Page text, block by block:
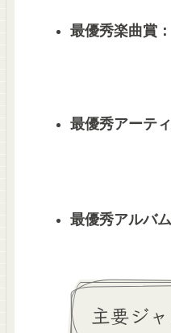
最優秀楽曲賞：
最優秀アーテ
最優秀アルバム
主要ジ